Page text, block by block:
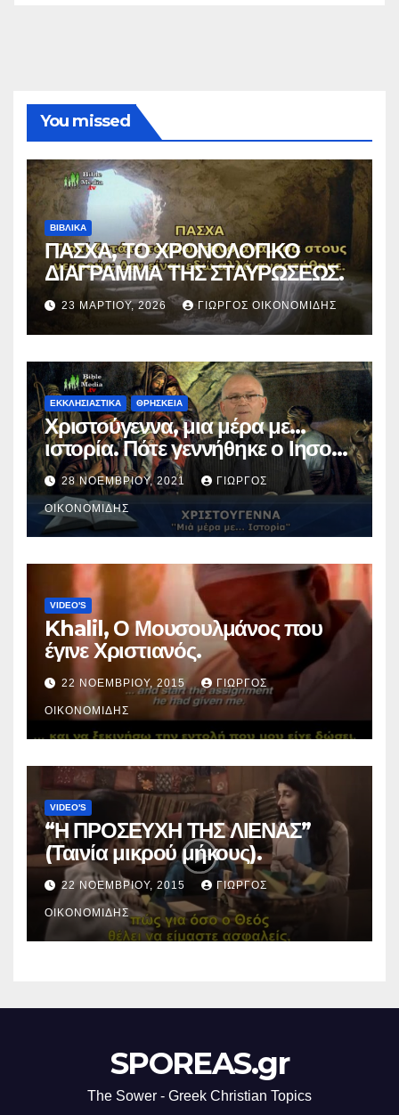
You missed
ΒΙΒΛΙΚΑ
ΠΑΣΧΑ, ΤΟ ΧΡΟΝΟΛΟΓΙΚΟ
ΔΙΑΓΡΑΜΜΑ ΤΗΣ ΣΤΑΥΡΩΣΕΩΣ.
23 ΜΑΡΤΊΟΥ, 2026 ΓΙΏΡΓΟΣ ΟΙΚΟΝΟΜΊΔΗΣ
ΕΚΚΛΗΣΙΑΣΤΙΚΑ ΘΡΗΣΚΕΙΑ
Χριστούγεννα, μια μέρα με…
ιστορία. Πότε γεννήθηκε ο Ιησούς
Χριστός; (Βίντεο).
28 ΝΟΕΜΒΡΊΟΥ, 2021 ΓΙΏΡΓΟΣ
ΟΙΚΟΝΟΜΊΔΗΣ
VIDEO'S
Khalil, Ο Μουσουλμάνος που
έγινε Χριστιανός.
22 ΝΟΕΜΒΡΊΟΥ, 2015 ΓΙΏΡΓΟΣ
ΟΙΚΟΝΟΜΊΔΗΣ
VIDEO'S
“Η ΠΡΟΣΕΥΧΗ ΤΗΣ ΛΙΕΝΑΣ”
(Ταινία μικρού μήκους).
22 ΝΟΕΜΒΡΊΟΥ, 2015 ΓΙΏΡΓΟΣ
ΟΙΚΟΝΟΜΊΔΗΣ
SPOREAS.gr
The Sower - Greek Christian Topics